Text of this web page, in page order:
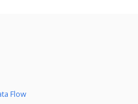
Flow